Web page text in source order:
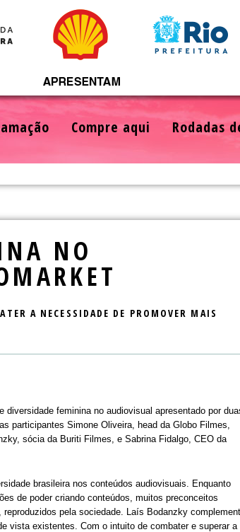
Compre aqui Rodadas
NO
A NECESSIDADE DE PROMOVER MAIS
feminina no audiovisual apresentado por
participantes Simone Oliveira, head da Globo Filmes,
sócia da Buriti Filmes, e Sabrina Fidalgo, CEO da
brasileira nos conteúdos audiovisuais. Enquanto
de poder criando conteúdos, muitos preconceitos
pela sociedade. Laís Bodanzky
vista existentes. Com o intuito de combater e superar a